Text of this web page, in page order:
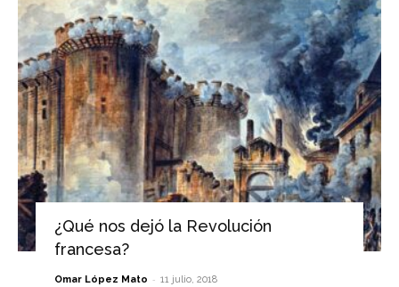
¿Qué nos dejó la Revolución
francesa?
Omar López Mato - 11 julio, 2018